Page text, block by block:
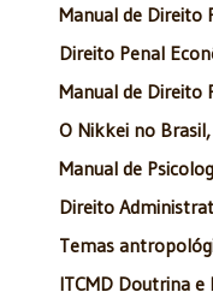
Manual de Direito
Direito Penal
Manual de Direito
O Nikkei no Brasil,
Manual de
Direito
Temas
ITCMD Doutrina e